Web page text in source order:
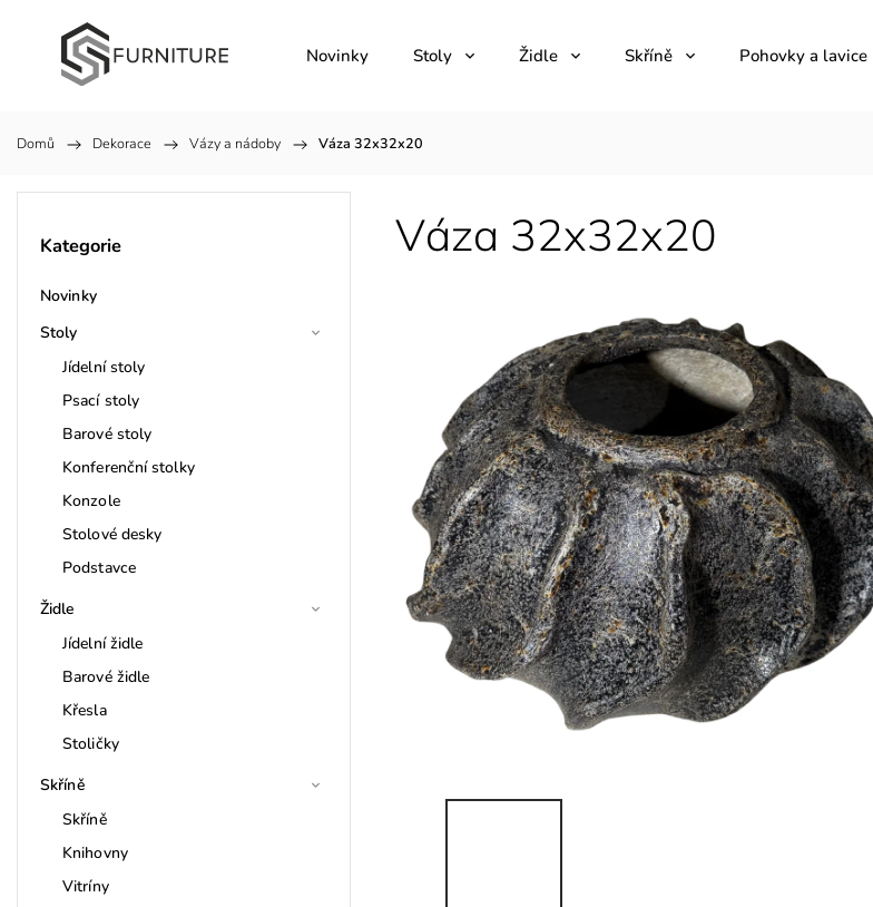
Novinky Stoly Židle Skříně Pohovky a lavice
Domů / Dekorace / Vázy a nádoby / Váza 32x32x20
Kategorie
Novinky
Stoly
Jídelní stoly
Psací stoly
Barové stoly
Konferenční stolky
Konzole
Stolové desky
Podstavce
Židle
Jídelní židle
Barové židle
Křesla
Stoličky
Skříně
Skříně
Knihovny
Vitríny
Váza 32x32x20